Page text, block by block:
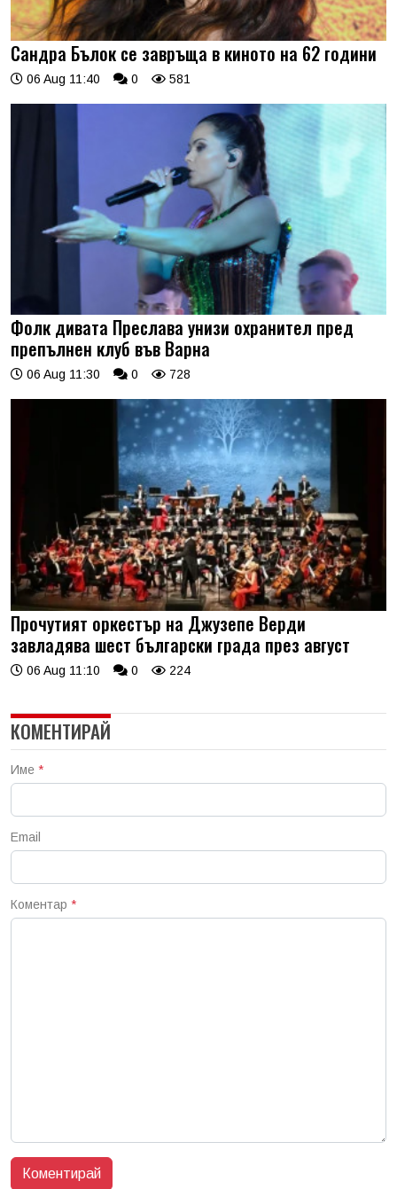
Сандра Бълок се завръща в киното на 62 години
06 Aug 11:40 0 581
Фолк дивата Преслава унизи охранител пред
препълнен клуб във Варна
06 Aug 11:30 0 728
Прочутият оркестър на Джузепе Верди
завладява шест български града през август
06 Aug 11:10 0 224
КОМЕНТИРАЙ
Име *
Email
Коментар *